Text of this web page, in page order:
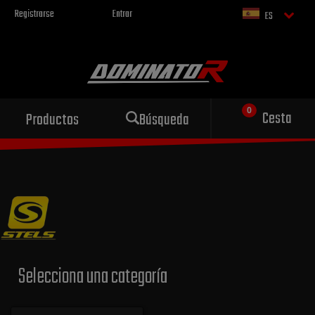
Registrarse Entrar ES
Productos Búsqueda Cesta
Escape deportivo
para tu motocicleta
Selecciona una categoría